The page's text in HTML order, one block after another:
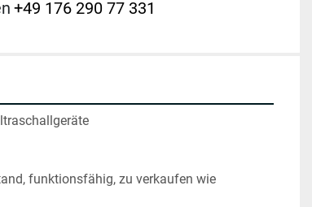
+49 176 290 77 331
funktionsfähig, zu verkaufen wie